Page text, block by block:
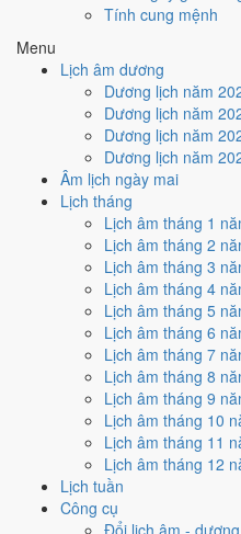
Tính cung mệnh
Menu
Lịch âm dương
Dương lịch năm
Dương lịch năm
Dương lịch năm
Dương lịch năm
Âm lịch ngày mai
Lịch tháng
Lịch âm tháng 1
Lịch âm tháng 2
Lịch âm tháng 3
Lịch âm tháng 4
Lịch âm tháng 5
Lịch âm tháng 6
Lịch âm tháng 7
Lịch âm tháng 8
Lịch âm tháng 9
Lịch âm tháng 10
Lịch âm tháng 11
Lịch âm tháng 12
Lịch tuần
Công cụ
Đổi lịch âm - dương
Ký hợp đồng - giao ước hôm
hợp
Cách tính ngày tốt
Động thổ - khởi công
Trung bình
Động thổ - khởi công hôm
hợp
Ngày Hoàng Đạo,
Cách tính ngày tốt
Nhập trạch - vào nhà mới
Tốt
Nhập trạch - vào nhà mới
Ngày Hoàng Đạo.
Cách tính ngày tốt
Mua xe - tậu xe
Trung bình
Mua xe - tậu xe hôm nay ở
Ngày Hoàng Đạo, nhưng
Cách tính ngày tốt
Xuất hành - đi xa
6
/10Tốt
Xuất hành - đi xa hôm nay ở
Hoàng Đạo